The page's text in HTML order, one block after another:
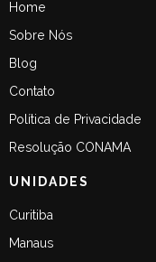
Home
Sobre Nós
Blog
Contato
Política de Privacidade
Resolução CONAMA
UNIDADES
Curitiba
Manaus